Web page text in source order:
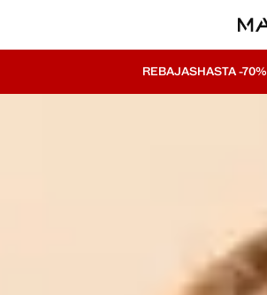
REBAJASHASTA -70%